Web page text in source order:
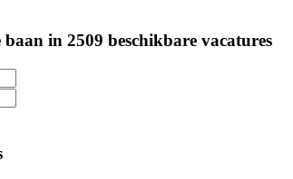
in 2509 beschikbare vacatures